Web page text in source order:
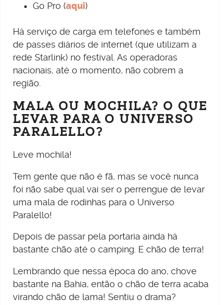
Go Pro (aqui)
Há serviço de carga em telefones e também
de passes diários de internet (que utilizam a
rede Starlink) no festival. As operadoras
nacionais, até o momento, não cobrem a
região.
MALA OU MOCHILA? O QUE
LEVAR PARA O UNIVERSO
PARALELLO?
Leve mochila!
Tem gente que não é fã, mas se você nunca
foi não sabe qual vai ser o perrengue de levar
uma mala de rodinhas para o Universo
Paralello!
Depois de passar pela portaria ainda há
bastante chão até o camping. E chão de terra!
Lembrando que nessa época do ano, chove
bastante na Bahia, então o chão de terra acaba
virando chão de lama! Sentiu o drama?